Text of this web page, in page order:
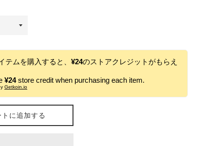
テムを購入すると、 ¥24のストアクレジットがもらえ
¥24store credit when purchasing each item.
Getkoin.io
に追加する